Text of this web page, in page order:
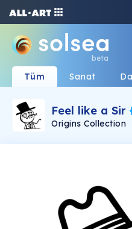
beta
Tüm Sanat
Feel like a Sir
Origins Collection